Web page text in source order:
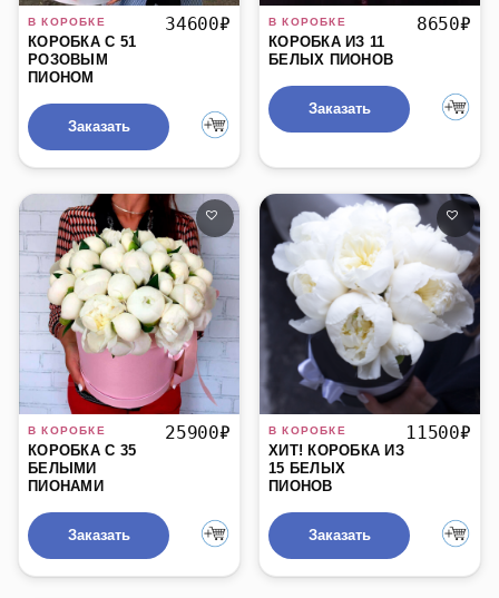
КОРОБКА С 51
РОЗОВЫМ
ПИОНОМ
34600₽
Заказать
КОРОБКА ИЗ 11
БЕЛЫХ ПИОНОВ
8650₽
Заказать
БЫСТРЫЙ ПРОСМОТР
КОРОБКА С 35
БЕЛЫМИ
ПИОНАМИ
25900₽
Заказать
БЫСТРЫЙ ПРОСМОТР
ХИТ! КОРОБКА ИЗ
15 БЕЛЫХ
ПИОНОВ
11500₽
Заказать